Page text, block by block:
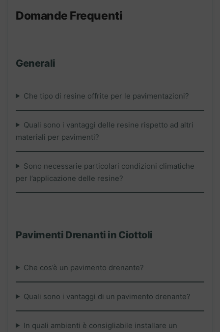
Domande Frequenti
Generali
Che tipo di resine offrite per le pavimentazioni?
Quali sono i vantaggi delle resine rispetto ad altri
materiali per pavimenti?
Sono necessarie particolari condizioni climatiche
per l’applicazione delle resine?
Pavimenti Drenanti in Ciottoli
Che cos’è un pavimento drenante?
Quali sono i vantaggi di un pavimento drenante?
In quali ambienti è consigliabile installare un